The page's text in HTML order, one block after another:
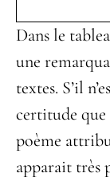
Dans le
une
textes. S’il
certitude que
poème
apparait très